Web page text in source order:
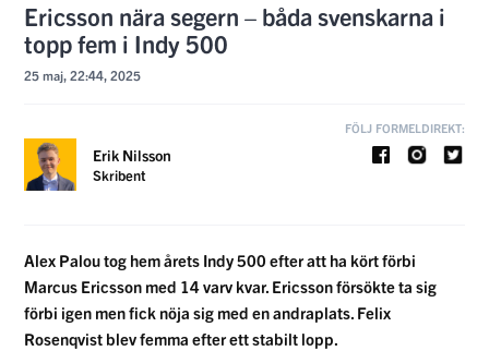
Ericsson nära segern – båda svenskarna i
topp fem i Indy 500
25 maj, 22:44, 2025
Erik Nilsson
Skribent
FÖLJ FORMELDIREKT:
Alex Palou tog hem årets Indy 500 efter att ha kört förbi
Marcus Ericsson med 14 varv kvar. Ericsson försökte ta sig
förbi igen men fick nöja sig med en andraplats. Felix
Rosenqvist blev femma efter ett stabilt lopp.